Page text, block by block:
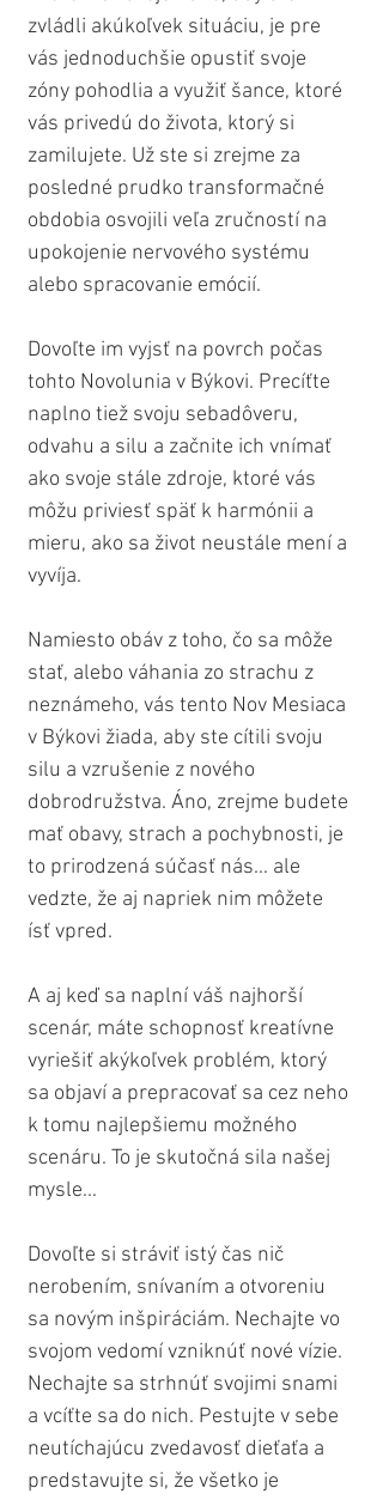
zvládli akúkoľvek situáciu, je pre
vás jednoduchšie opustiť svoje
zóny pohodlia a využiť šance, ktoré
vás privedú do života, ktorý si
zamilujete. Už ste si zrejme za
posledné prudko transformačné
obdobia osvojili veľa zručností na
upokojenie nervového systému
alebo spracovanie emócií.
Dovoľte im vyjsť na povrch počas
tohto Novolunia v Býkovi. Precíťte
naplno tiež svoju sebadôveru,
odvahu a silu a začnite ich vnímať
ako svoje stále zdroje, ktoré vás
môžu priviesť späť k harmónii a
mieru, ako sa život neustále mení a
vyvíja.
Namiesto obáv z toho, čo sa môže
stať, alebo váhania zo strachu z
neznámeho, vás tento Nov Mesiaca
v Býkovi žiada, aby ste cítili svoju
silu a vzrušenie z nového
dobrodružstva. Áno, zrejme budete
mať obavy, strach a pochybnosti, je
to prirodzená súčasť nás... ale
vedzte, že aj napriek nim môžete
ísť vpred.
A aj keď sa naplní váš najhorší
scenár, máte schopnosť kreatívne
vyriešiť akýkoľvek problém, ktorý
sa objaví a prepracovať sa cez neho
k tomu najlepšiemu možného
scenáru. To je skutočná sila našej
mysle...
Dovoľte si stráviť istý čas nič
nerobením, snívaním a otvoreniu
sa novým inšpiráciám. Nechajte vo
svojom vedomí vzniknúť nové vízie.
Nechajte sa strhnúť svojimi snami
a vcíťte sa do nich. Pestujte v sebe
neutíchajúcu zvedavosť dieťaťa a
predstavujte si, že všetko je